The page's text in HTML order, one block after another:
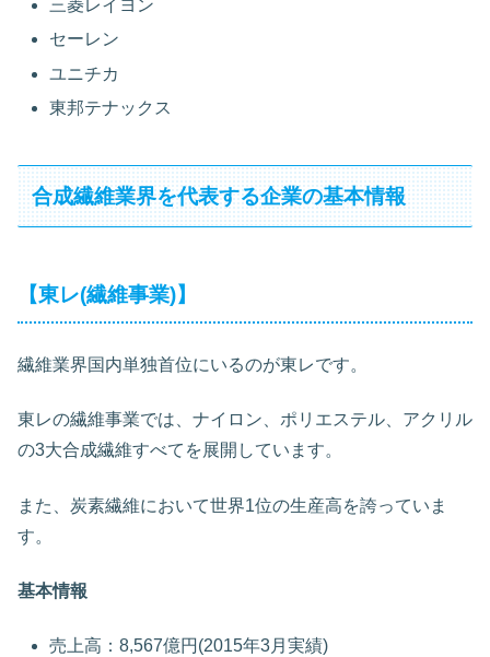
三菱レイヨン
セーレン
ユニチカ
東邦テナックス
合成繊維業界を代表する企業の基本情報
【東レ(繊維事業)】
繊維業界国内単独首位にいるのが東レです。
東レの繊維事業では、ナイロン、ポリエステル、アクリル
の3大合成繊維すべてを展開しています。
また、炭素繊維において世界1位の生産高を誇っていま
す。
基本情報
売上高：8,567億円(2015年3月実績)